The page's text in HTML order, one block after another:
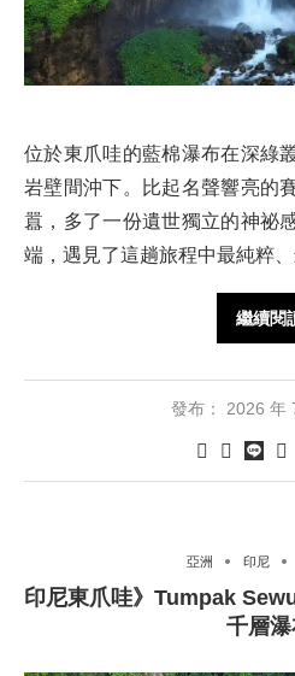
位於東爪哇的藍棉瀑布在深綠
岩壁間沖下。比起名聲響亮的
囂，多了一份遺世獨立的神祕
端，遇見了這趟旅程中最純粹、
繼續閱
發布： 2026 年
亞洲 印尼
印尼東爪哇》Tumpak
千層